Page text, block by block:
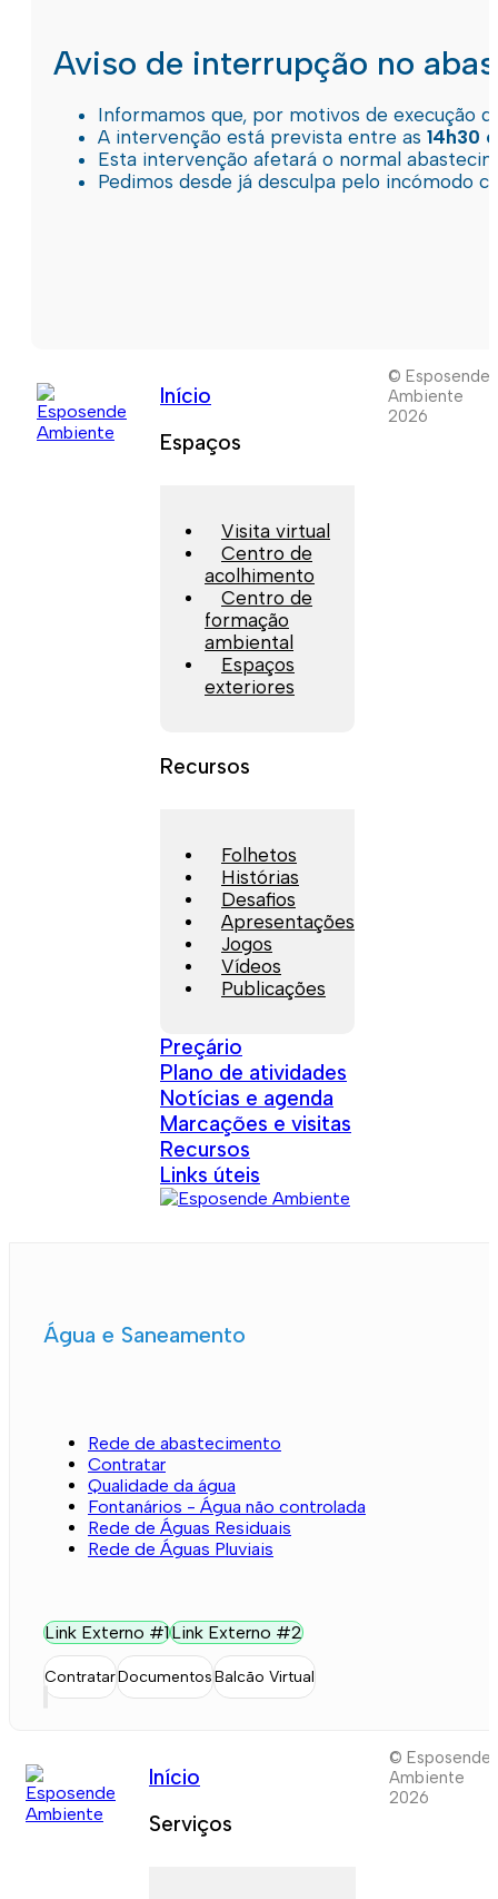
Aviso de interrupção no
Informamos que, por motivos de execução
A intervenção está prevista entre as 14h30
Esta intervenção afetará o normal
Pedimos desde já desculpa pelo incómodo
Início
Espaços
Visita virtual
Centro de
acolhimento
Centro de
formação
ambiental
Espaços
exteriores
Recursos
Folhetos
Histórias
Desafios
Apresentações
Jogos
Vídeos
Publicações
Preçário
Plano de atividades
Notícias e agenda
Marcações e visitas
Recursos
Links úteis
© Esposende
Ambiente
2026
Água e Saneamento
Rede de abastecimento
Contratar
Qualidade da água
Fontanários - Água não controlada
Rede de Águas Residuais
Rede de Águas Pluviais
Link Externo #1Link Externo #2
ContratarDocumentosBalcão Virtual
Início
Serviços
© Esposende
Ambiente
2026